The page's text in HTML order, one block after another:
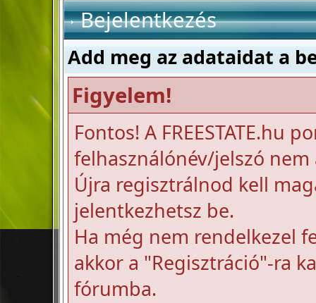
Bejelentkezés
Add meg az adataidat a
Figyelem!
Fontos! A FREESTATE.hu
felhasználónév/jelszó
Újra regisztrálnod kell
jelentkezhetsz be.
Ha még nem rendelkezel
akkor a "Regisztráció"-ra
fórumba.